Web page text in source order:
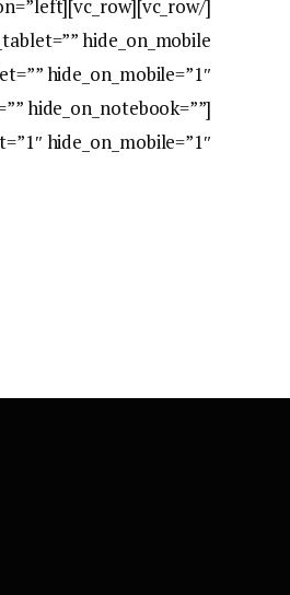
hide_on_notebook=””
vc_column][/vc_row]